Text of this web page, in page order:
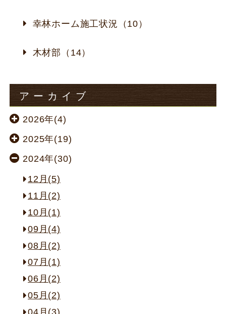
幸林ホーム施工状況（10）
木材部（14）
アーカイブ
2026年(4)
2025年(19)
2024年(30)
12月(5)
11月(2)
10月(1)
09月(4)
08月(2)
07月(1)
06月(2)
05月(2)